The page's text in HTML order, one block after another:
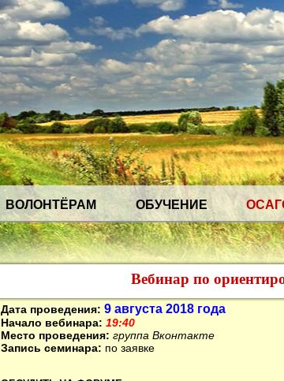
ВОЛОНТЁРАМ ОБУЧЕНИЕ
Вебинар по
Дата проведения: 9 августа 2018 года
Начало вебинара: 19:40
Место проведения: группа Вконтакте
Запись семинара: по заявке